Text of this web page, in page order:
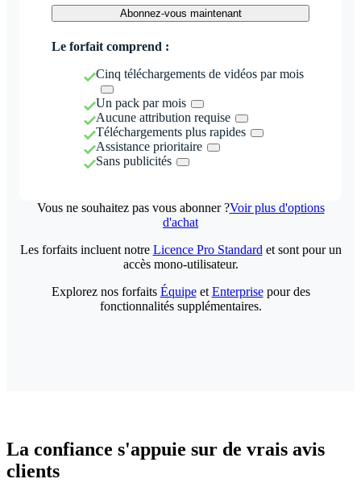
Abonnez-vous maintenant
Le forfait comprend :
Cinq téléchargements de vidéos par mois
Un pack par mois
Aucune attribution requise
Téléchargements plus rapides
Assistance prioritaire
Sans publicités
Vous ne souhaitez pas vous abonner ?Voir plus d'options
d'achat
Les forfaits incluent notre Licence Pro Standard et sont pour un
accès mono-utilisateur.
Explorez nos forfaits Équipeet Enterprisepour des
fonctionnalités supplémentaires.
La confiance s'appuie sur de vrais avis
clients